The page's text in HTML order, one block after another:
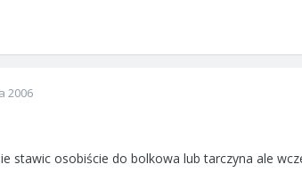
2006
stawic osobiście do bolkowa lub tarczyna ale